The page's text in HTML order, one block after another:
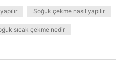
Soğuk çekme nasıl yapılır
sıcak çekme nedir